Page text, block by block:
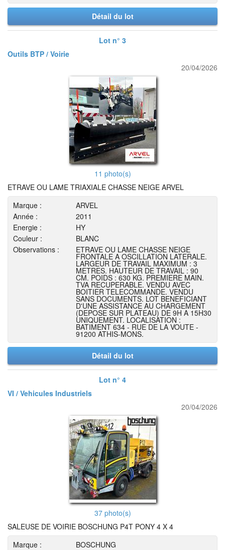
Détail du lot
Lot n° 3
Outils BTP / Voirie
20/04/2026
11 photo(s)
ETRAVE OU LAME TRIAXIALE CHASSE NEIGE ARVEL
Marque :
ARVEL
Année :
2011
Energie :
HY
Couleur :
BLANC
Observations :
ETRAVE OU LAME CHASSE NEIGE
FRONTALE A OSCILLATION LATERALE.
LARGEUR DE TRAVAIL MAXIMUM : 3
METRES. HAUTEUR DE TRAVAIL : 90
CM. POIDS : 630 KG. PREMIERE MAIN.
TVA RECUPERABLE. VENDU AVEC
BOITIER TELECOMMANDE. VENDU
SANS DOCUMENTS. LOT BENEFICIANT
D'UNE ASSISTANCE AU CHARGEMENT
(DEPOSE SUR PLATEAU) DE 9H A 15H30
UNIQUEMENT. LOCALISATION :
BATIMENT 634 - RUE DE LA VOUTE -
91200 ATHIS-MONS.
Détail du lot
Lot n° 4
VI / Vehicules Industriels
20/04/2026
37 photo(s)
SALEUSE DE VOIRIE BOSCHUNG P4T PONY 4 X 4
Marque :
BOSCHUNG